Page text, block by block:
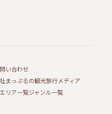
い合わせ
まっぷるの観光旅行メディア
エリア一覧ジャンル一覧